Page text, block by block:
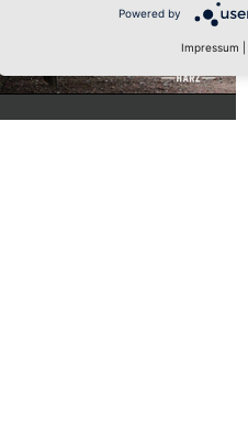
Powered by
Impressum